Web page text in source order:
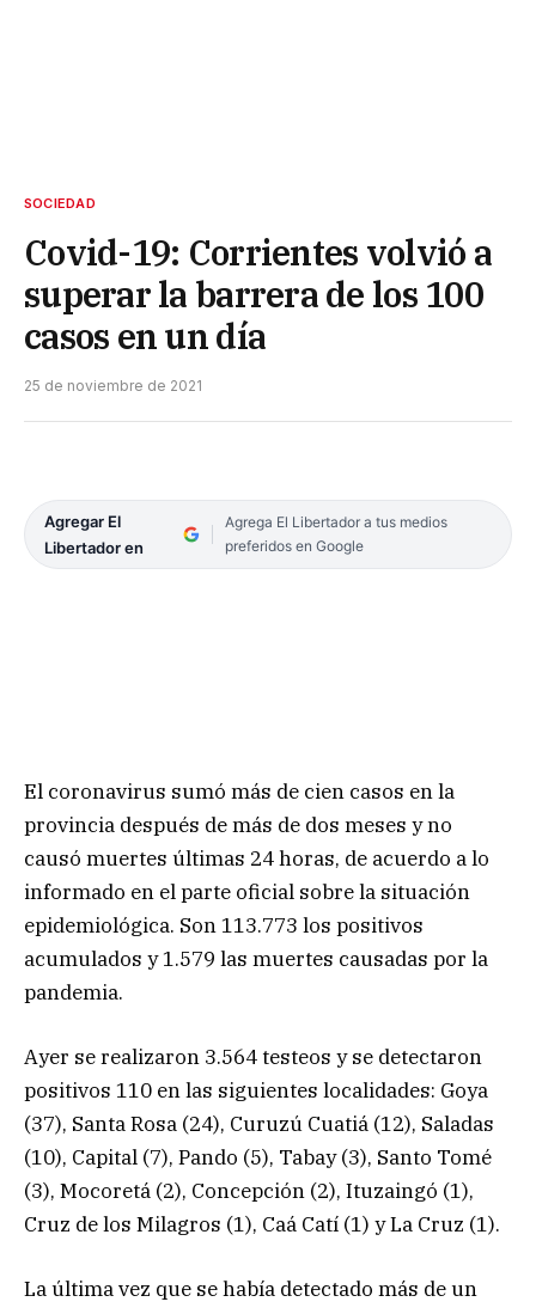
SOCIEDAD
Covid-19: Corrientes volvió a
superar la barrera de los 100
casos en un día
25 de noviembre de 2021
Agregar El
Libertador en
Agrega El Libertador a tus medios
preferidos en Google
El coronavirus sumó más de cien casos en la
provincia después de más de dos meses y no
causó muertes últimas 24 horas, de acuerdo a lo
informado en el parte oficial sobre la situación
epidemiológica. Son 113.773 los positivos
acumulados y 1.579 las muertes causadas por la
pandemia.
Ayer se realizaron 3.564 testeos y se detectaron
positivos 110 en las siguientes localidades: Goya
(37), Santa Rosa (24), Curuzú Cuatiá (12), Saladas
(10), Capital (7), Pando (5), Tabay (3), Santo Tomé
(3), Mocoretá (2), Concepción (2), Ituzaingó (1),
Cruz de los Milagros (1), Caá Catí (1) y La Cruz (1).
La última vez que se había detectado más de un